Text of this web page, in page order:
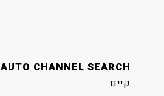
AUTO CHANNEL SEARCH
קיים